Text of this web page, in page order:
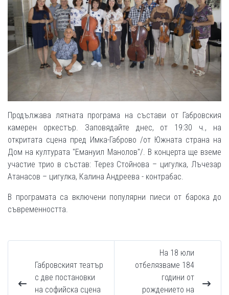
Продължава лятната програма на състави от Габровския
камерен оркестър. Заповядайте днес, от 19:30 ч., на
oткритата сцена пред Имка-Габрово /от Южната страна на
Дом на културата "Емануил Манолов"/. В концерта ще вземе
участие трио в състав: Терез Стойнова – цигулка, Лъчезар
Атанасов – цигулка, Калина Андреева - контрабас.
В програмата са включени популярни пиеси от барока до
съвременността.
Габровският театър
с две постановки
на софийска сцена
На 18 юли
отбелязваме 184
години от
рождението на